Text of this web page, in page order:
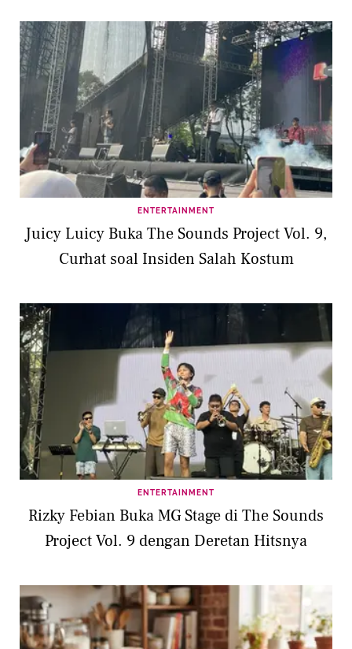
ENTERTAINMENT
Juicy Luicy Buka The Sounds Project Vol. 9,
Curhat soal Insiden Salah Kostum
ENTERTAINMENT
Rizky Febian Buka MG Stage di The Sounds
Project Vol. 9 dengan Deretan Hitsnya